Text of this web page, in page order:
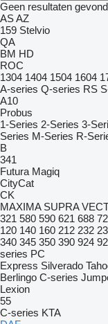
Geen resultaten
ASAZ
159 Stelvio
QA
BM HD
ROC
1304 1404 1504 1604
A-series Q-series RS
A10
Probus
1-Series 2-Series 3-
Series M-Series R-
B
341
Futura Magiq
CityCat
CK
MAXIMA SUPRA
321 580 590 621 688
120 140 160 212 232
340 345 350 390 924
series PC
Express Silverado
Berlingo C-series
Lexion
55
C-series KTA